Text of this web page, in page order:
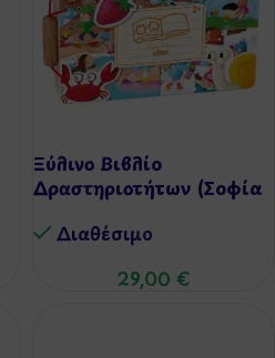
Ξύλινο Βιβλίο
Δραστηριοτήτων (Σοφία
Διαθέσιμo
29,00 €